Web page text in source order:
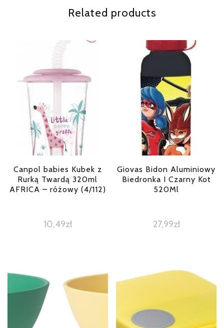
Related products
Canpol babies Kubek z
Rurką Twardą 320ml
AFRICA – różowy (4/112)
10,49zł
Giovas Bidon Aluminiowy
Biedronka I Czarny Kot
520Ml
27,99zł